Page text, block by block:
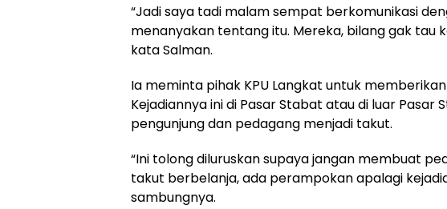
“Jadi saya tadi malam sempat berkomunikasi
menanyakan tentang itu. Mereka, bilang gak tau
kata Salman.
Ia meminta pihak KPU Langkat untuk
Kejadiannya ini di Pasar Stabat atau di luar
pengunjung dan pedagang menjadi takut.
“Ini tolong diluruskan supaya jangan membuat
takut berbelanja, ada perampokan apalagi
sambungnya.